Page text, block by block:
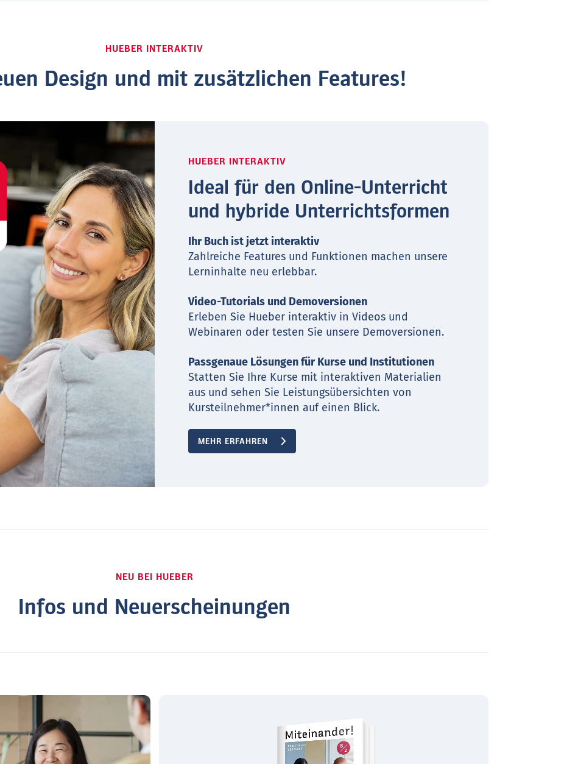
HUEBER INTERAKTIV
Design und mit zusätzlichen Features!
HUEBER INTERAKTIV
Ideal für den Online-Unterricht
und hybride Unterrichtsformen
Ihr Buch ist jetzt interaktiv
Zahlreiche Features und Funktionen machen unsere
Lerninhalte neu erlebbar.
Video-Tutorials und Demoversionen
Erleben Sie Hueber interaktiv in Videos und
Webinaren oder testen Sie unsere Demoversionen.
Passgenaue Lösungen für Kurse und Institutionen
Statten Sie Ihre Kurse mit interaktiven Materialien
aus und sehen Sie Leistungsübersichten von
Kursteilnehmer*innen auf einen Blick.
MEHR ERFAHREN
NEU BEI HUEBER
Infos und Neuerscheinungen